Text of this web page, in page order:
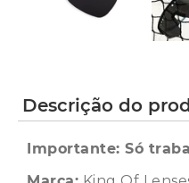
Descrição do
Importante: Só